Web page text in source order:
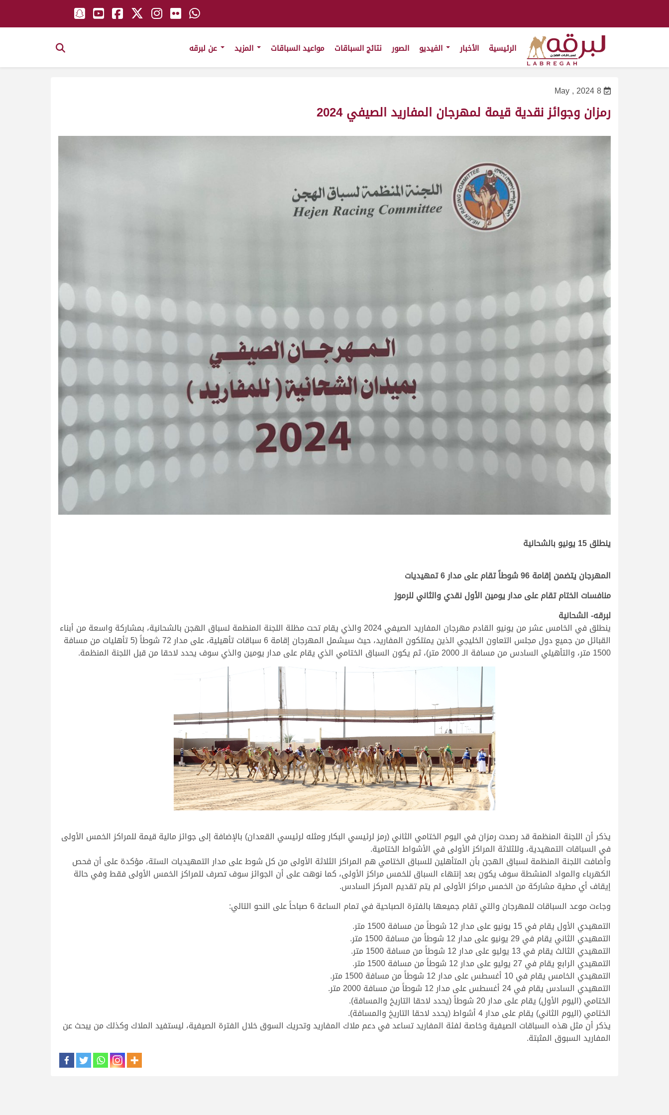
الرئيسية الأخبار الصور نتائج السباقات مواعيد السباقات
8 May , 2024
رمزان وجوائز نقدية قيمة لمهرجان المفاريد الصيفي 2024
ينطلق 15 يونيو بالشحانية
المهرجان يتضمن إقامة 96 شوطاً تقام على مدار 6 تمهيديات
منافسات الختام تقام على مدار يومين الأول نقدي والثاني للرموز
لبرقه- الشحانية
ينطلق في الخامس عشر من يونيو القادم مهرجان المفاريد الصيفي 2024 والذي يقام تحت مظلة اللجنة المنظمة لسباق الهجن بالشحانية، بمشاركة واسعة من أبناء
القبائل من جميع دول مجلس التعاون الخليجي الذين يمتلكون المفاريد، حيث سيشمل المهرجان إقامة 6 سباقات تأهيلية، على مدار 72 شوطاً (5 تأهليات من مسافة
1500 متر، والتأهيلي السادس من مسافة الـ 2000 متر)، ثم يكون السباق الختامي الذي يقام على مدار يومين والذي سوف يحدد لاحقا من قبل اللجنة المنظمة.
يذكر أن اللجنة المنظمة قد رصدت رمزان في اليوم الختامي الثاني (رمز لرئيسي البكار ومثله لرئيسي القعدان) بالإضافة إلى جوائز مالية قيمة للمراكز الخمس الأولى
في السباقات التمهيدية، وللثلاثة المراكز الأولى في الأشواط الختامية.
وأضافت اللجنة المنظمة لسباق الهجن بأن المتأهلين للسباق الختامي هم المراكز الثلاثة الأولى من كل شوط على مدار التمهيديات الستة، مؤكدة على أن فحص
الكهرباء والمواد المنشطة سوف يكون بعد إنتهاء السباق للخمس مراكز الأولى، كما نوهت على أن الجوائز سوف تصرف للمراكز الخمس الأولى فقط وفي حالة
إيقاف أي مطية مشاركة من الخمس مراكز الأولى لم يتم تقديم المركز السادس.
وجاءت موعد السباقات للمهرجان والتي تقام جميعها بالفترة الصباحية في تمام الساعة 6 صباحاً على النحو التالي:
التمهيدي الأول يقام في 15 يونيو على مدار 12 شوطاً من مسافة 1500 متر.
التمهيدي الثاني يقام في 29 يونيو على مدار 12 شوطاً من مسافة 1500 متر.
التمهيدي الثالث يقام في 13 يوليو على مدار 12 شوطاً من مسافة 1500 متر.
التمهيدي الرابع يقام في 27 يوليو على مدار 12 شوطاً من مسافة 1500 متر.
التمهيدي الخامس يقام في 10 أغسطس على مدار 12 شوطاً من مسافة 1500 متر.
التمهيدي السادس يقام في 24 أغسطس على مدار 12 شوطاً من مسافة 2000 متر.
الختامي (اليوم الأول) يقام على مدار 20 شوطاً (يحدد لاحقا التاريخ والمسافة).
الختامي (اليوم الثاني) يقام على مدار 4 أشواط (يحدد لاحقا التاريخ والمسافة).
يذكر أن مثل هذه السباقات الصيفية وخاصة لفئة المفاريد تساعد في دعم ملاك المفاريد وتحريك السوق خلال الفترة الصيفية، ليستفيد الملاك وكذلك من يبحث عن
المفاريد السبوق المثبتة.